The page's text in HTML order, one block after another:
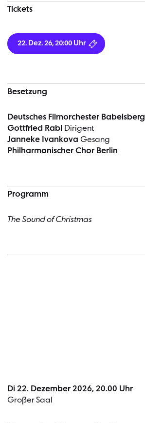
Tickets
22. Dez. 26, 20:00 Uhr
Besetzung
Deutsches Filmorchester Babelsberg
Gottfried Rabl Dirigent
Janneke Ivankova Gesang
Philharmonischer Chor Berlin
Programm
The Sound of Christmas
Di 22. Dezember 2026, 20.00 Uhr
Großer Saal